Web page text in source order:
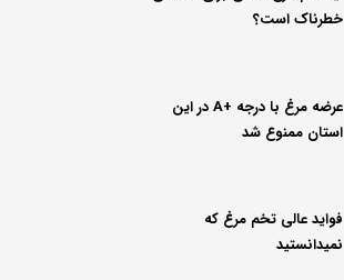
خطرناک است؟
عرضه مرغ با درجه +A در این
استان ممنوع شد
فواید عالی تخم مرغ که
نمیدانستید